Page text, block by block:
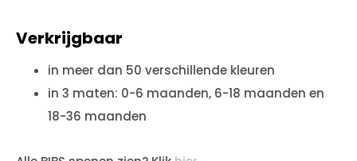
Verkrijgbaar
in meer dan 50 verschillende kleuren
in 3 maten: 0-6 maanden, 6-18 maanden en
18-36 maanden